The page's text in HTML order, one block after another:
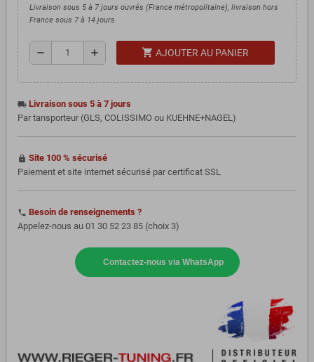
Livraison sous 5 à 7 jours ouvrés (France métropolitaine), livraison hors
France sous 7 à 14 jours
remove add shopping_cart AJOUTER AU PANIER
local_shipping Livraison sous 5 à 7 jours
Par tansporteur (GLS, COLISSIMO ou KUEHNE+NAGEL)
https Site 100 % sécurisé
Paiement et site internet sécurisé par certificat SSL
phone Besoin de renseignements ?
Appelez-nous au 01 30 52 23 85 (choix 3)
Contactez-nous via WhatsApp